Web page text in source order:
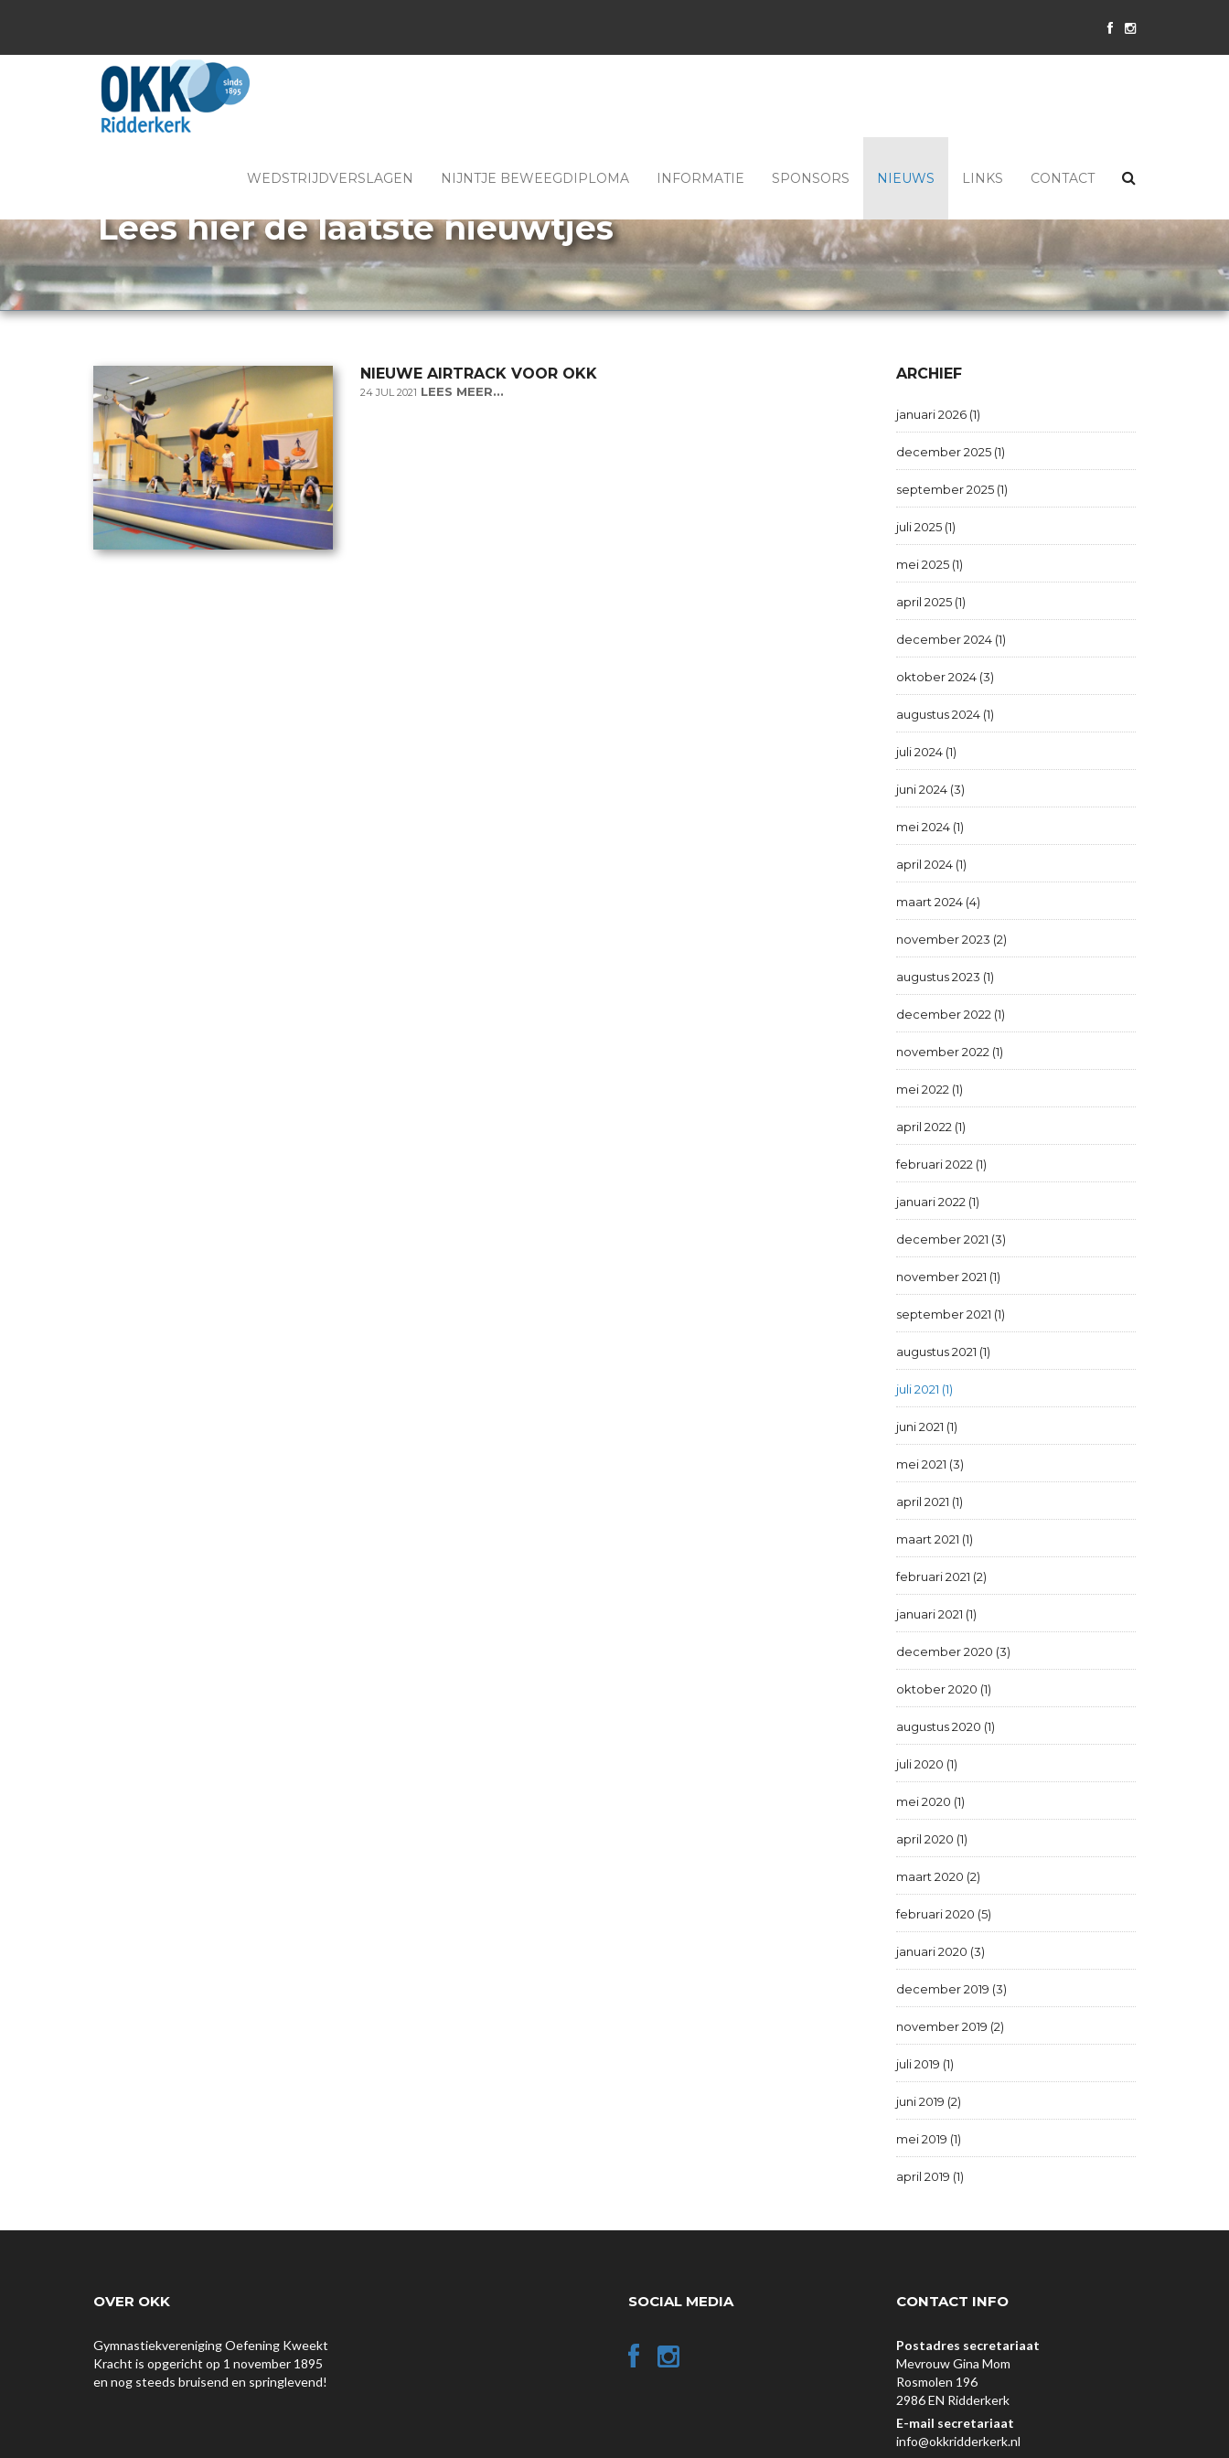
WEDSTRIJDVERSLAGEN NIJNTJE BEWEEGDIPLOMA INFORMATIE SPONSORS NIEUWS LINKS CONTACT
Lees hier de laatste nieuwtjes
NIEUWE AIRTRACK VOOR OKK
24 JUL 2021 LEES MEER...
ARCHIEF
januari 2026 (1)
december 2025 (1)
september 2025 (1)
juli 2025 (1)
mei 2025 (1)
april 2025 (1)
december 2024 (1)
oktober 2024 (3)
augustus 2024 (1)
juli 2024 (1)
juni 2024 (3)
mei 2024 (1)
april 2024 (1)
maart 2024 (4)
november 2023 (2)
augustus 2023 (1)
december 2022 (1)
november 2022 (1)
mei 2022 (1)
april 2022 (1)
februari 2022 (1)
januari 2022 (1)
december 2021 (3)
november 2021 (1)
september 2021 (1)
augustus 2021 (1)
juli 2021 (1)
juni 2021 (1)
mei 2021 (3)
april 2021 (1)
maart 2021 (1)
februari 2021 (2)
januari 2021 (1)
december 2020 (3)
oktober 2020 (1)
augustus 2020 (1)
juli 2020 (1)
mei 2020 (1)
april 2020 (1)
maart 2020 (2)
februari 2020 (5)
januari 2020 (3)
december 2019 (3)
november 2019 (2)
juli 2019 (1)
juni 2019 (2)
mei 2019 (1)
april 2019 (1)
OVER OKK
Gymnastiekvereniging Oefening Kweekt
Kracht is opgericht op 1 november 1895
en nog steeds bruisend en springlevend!
SOCIAL MEDIA CONTACT INFO
Postadres secretariaat
Mevrouw Gina Mom
Rosmolen 196
2986 EN Ridderkerk
E-mail secretariaat
info@okkridderkerk.nl